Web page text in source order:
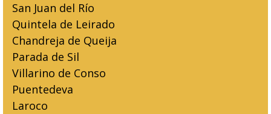
San Juan del Río
Quintela de Leirado
Chandreja de Queija
Parada de Sil
Villarino de Conso
Puentedeva
Laroco